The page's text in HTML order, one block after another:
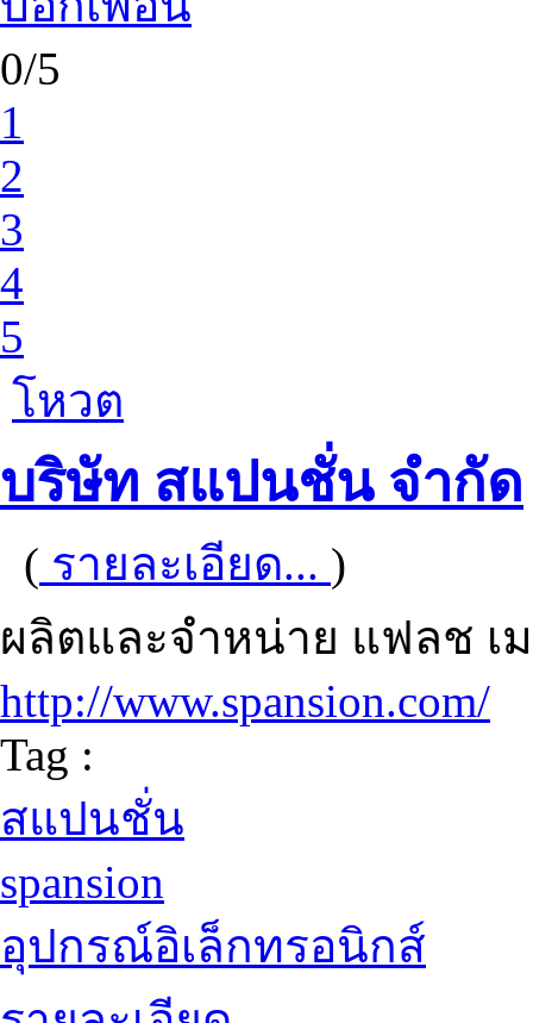
0/5
1
2
3
4
5
โหวต
บริษัท สแปนชั่น จำกัด
( รายละเอียด... )
ผลิตและจำหน่าย แฟลช เม
http://www.spansion.com/
Tag :
สแปนชั่น
spansion
อุปกรณ์อิเล็กทรอนิกส์